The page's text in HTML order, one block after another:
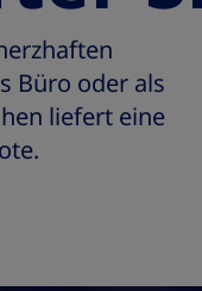
Büro oder als
liefert eine